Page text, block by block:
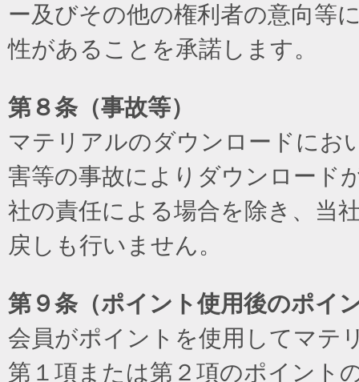
ー及びその他の権利者の意向等
性があることを承諾します。
第８条（事故等）
マテリアルのダウンロードにお
害等の事故によりダウンロード
社の責任による場合を除き、当
戻しも行いません。
第９条（ポイント使用後のポイ
会員がポイントを使用してマテ
第１項または第２項のポイント